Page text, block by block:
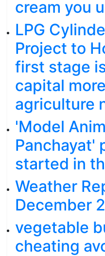
cream you
LPG
Project to
first stage
capital
agriculture
'Model
Panchayat'
started in
Weather
December
vegetable
cheating